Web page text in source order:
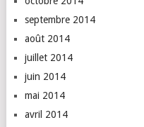
septembre 2014
août 2014
juillet 2014
juin 2014
mai 2014
avril 2014